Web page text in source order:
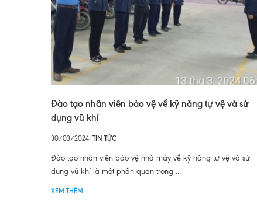
Đào tạo nhân viên bảo vệ về kỹ năng tự vệ và sử
dụng vũ khí
30/03/2024 TIN TỨC
Đào tạo nhân viên bảo vệ nhà máy về kỹ năng tự vệ và sử
dụng vũ khí là một phần quan trọng ...
XEM THÊM